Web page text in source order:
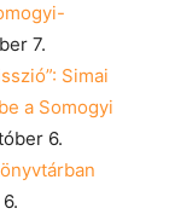
7.
Simai
a Somogyi
6.